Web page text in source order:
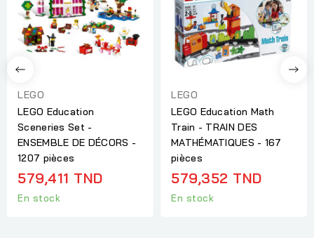
LEGO
LEGO Education
Sceneries Set -
ENSEMBLE DE DÉCORS -
1207 pièces
579,411 TND
En stock
LEGO
LEGO Education Math
Train - TRAIN DES
MATHÉMATIQUES - 167
pièces
579,352 TND
En stock